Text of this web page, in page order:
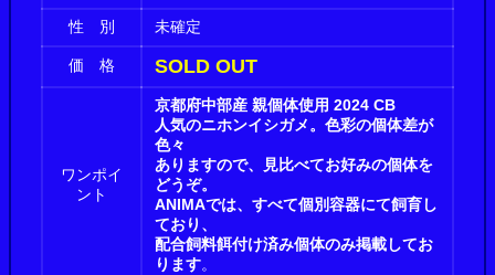
性 別 未確定
価 格 SOLD OUT
ワンポイ
ント
京都府中部産 親個体使用 2024 CB
人気のニホンイシガメ。色彩の個体差が
色々
ありますので、見比べてお好みの個体を
どうぞ。
ANIMAでは、すべて個別容器にて飼育し
ており、
配合飼料餌付け済み個体のみ掲載してお
ります。